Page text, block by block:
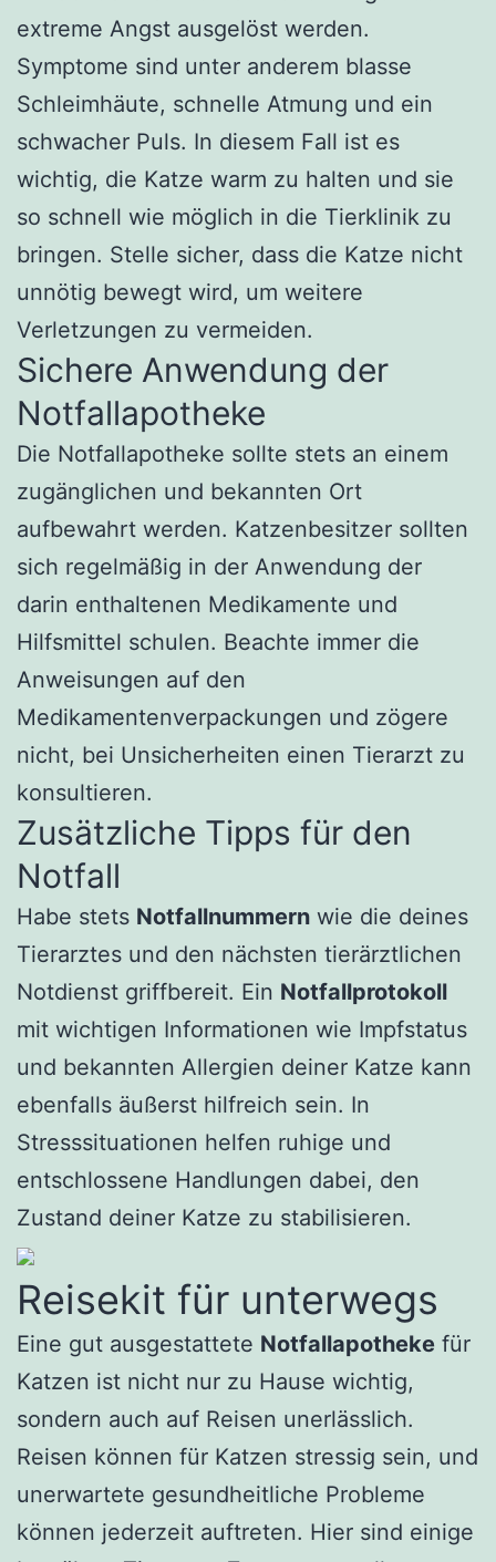
extreme Angst ausgelöst werden.
Symptome sind unter anderem blasse
Schleimhäute, schnelle Atmung und ein
schwacher Puls. In diesem Fall ist es
wichtig, die Katze warm zu halten und sie
so schnell wie möglich in die Tierklinik zu
bringen. Stelle sicher, dass die Katze nicht
unnötig bewegt wird, um weitere
Verletzungen zu vermeiden.
Sichere Anwendung der
Notfallapotheke
Die Notfallapotheke sollte stets an einem
zugänglichen und bekannten Ort
aufbewahrt werden. Katzenbesitzer sollten
sich regelmäßig in der Anwendung der
darin enthaltenen Medikamente und
Hilfsmittel schulen. Beachte immer die
Anweisungen auf den
Medikamentenverpackungen und zögere
nicht, bei Unsicherheiten einen Tierarzt zu
konsultieren.
Zusätzliche Tipps für den
Notfall
Habe stets Notfallnummern wie die deines
Tierarztes und den nächsten tierärztlichen
Notdienst griffbereit. Ein Notfallprotokoll
mit wichtigen Informationen wie Impfstatus
und bekannten Allergien deiner Katze kann
ebenfalls äußerst hilfreich sein. In
Stresssituationen helfen ruhige und
entschlossene Handlungen dabei, den
Zustand deiner Katze zu stabilisieren.
Reisekit für unterwegs
Eine gut ausgestattete Notfallapotheke für
Katzen ist nicht nur zu Hause wichtig,
sondern auch auf Reisen unerlässlich.
Reisen können für Katzen stressig sein, und
unerwartete gesundheitliche Probleme
können jederzeit auftreten. Hier sind einige